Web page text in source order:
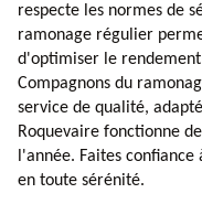
respecte les normes de
ramonage régulier
d'optimiser le
Compagnons du
service de qualité,
Roquevaire fonctionne
l'année. Faites
en toute sérénité.